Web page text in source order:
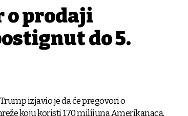
o prodaji
do 5.
izjavio je da će pregovori o
koju koristi 170 milijuna Amerikanaca,